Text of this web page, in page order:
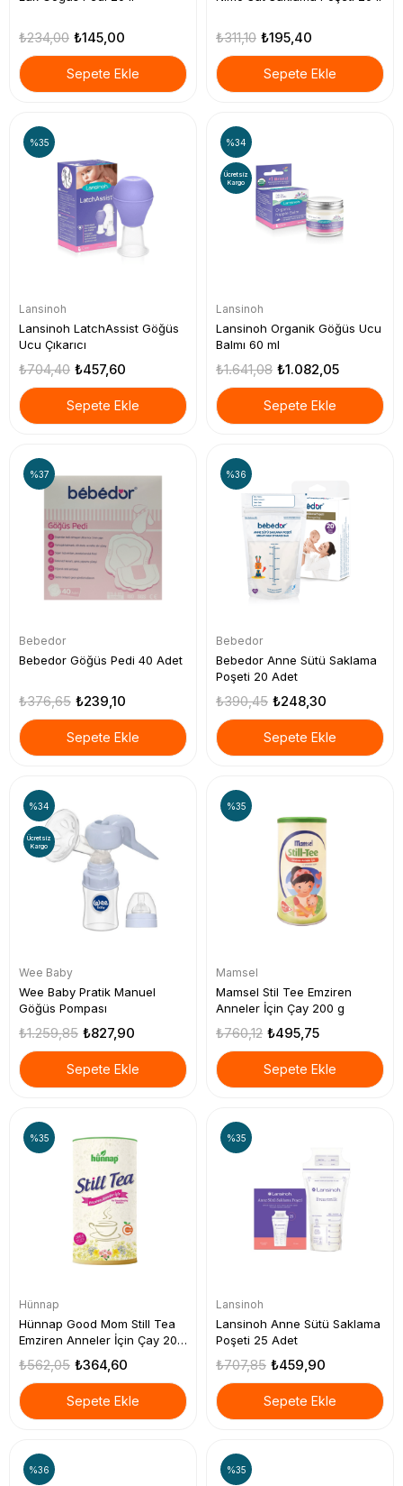
₺145,00
₺234,00
Sepete Ekle
₺195,40
₺311,10
Sepete Ekle
Lansinoh
Lansinoh LatchAssist Göğüs
Ucu Çıkarıcı
₺457,60
₺704,40
Sepete Ekle
%35
Lansinoh
Lansinoh Organik Göğüs Ucu
Balmı 60 ml
₺1.082,05
₺1.641,08
Sepete Ekle
%34
Ücretsiz
Kargo
Bebedor
Bebedor Göğüs Pedi 40 Adet
₺239,10
₺376,65
Sepete Ekle
%37
Bebedor
Bebedor Anne Sütü Saklama
Poşeti 20 Adet
₺248,30
₺390,45
Sepete Ekle
%36
Wee Baby
Wee Baby Pratik Manuel
Göğüs Pompası
₺827,90
₺1.259,85
Sepete Ekle
%34
Ücretsiz
Kargo
Mamsel
Mamsel Stil Tee Emziren
Anneler İçin Çay 200 g
₺495,75
₺760,12
Sepete Ekle
%35
Hünnap
Hünnap Good Mom Still Tea
Emziren Anneler İçin Çay 200
₺364,60
₺562,05
Sepete Ekle
%35
Lansinoh
Lansinoh Anne Sütü Saklama
Poşeti 25 Adet
₺459,90
₺707,85
Sepete Ekle
%35
%36 %35